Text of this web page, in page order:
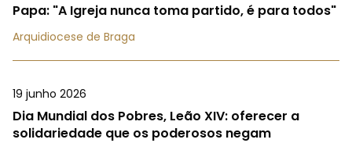
Papa: "A Igreja nunca toma partido, é para todos"
Arquidiocese de Braga
19 junho 2026
Dia Mundial dos Pobres, Leão XIV: oferecer a
solidariedade que os poderosos negam